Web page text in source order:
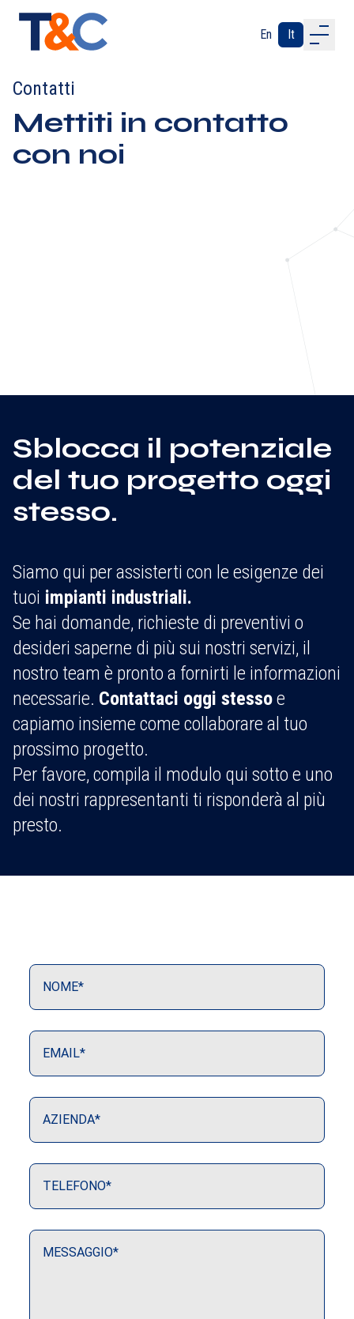
En It
INDUSTRIES
Contatti
Mettiti in contatto
con noi
Sblocca il potenziale
del tuo progetto oggi
stesso.
Siamo qui per assisterti con le esigenze dei
tuoi impianti industriali.
Se hai domande, richieste di preventivi o
desideri saperne di più sui nostri servizi, il
nostro team è pronto a fornirti le informazioni
necessarie. Contattaci oggi stessoe
capiamo insieme come collaborare al tuo
prossimo progetto.
Per favore, compila il modulo qui sotto e uno
dei nostri rappresentanti ti risponderà al più
presto.